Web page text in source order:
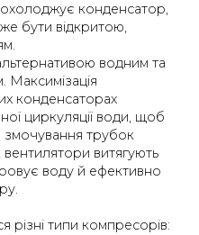
конденсатор,
бути відкритою,
водним та
Максимізація
конденсаторах
циркуляції води, щоб
трубок
витягують
воду й ефективно
різні типи компресорів: